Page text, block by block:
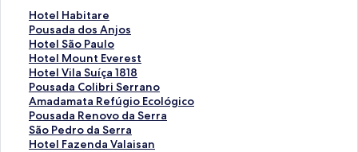
Hotel Habitare
E
n
l
a
c
e
p
a
r
a
Pousada dos Anjos
E
n
l
a
c
e
p
a
r
Hotel São Paulo
E
n
l
a
c
e
p
a
Hotel Mount Everest
E
n
l
a
c
e
p
Hotel Vila Suíça 1818
E
n
l
a
c
e
Pousada Colibri Serrano
E
n
l
a
c
Amadamata Refúgio Ecológico
E
n
l
a
Pousada Renovo da Serra
E
n
l
São Pedro da Serra
E
n
Hotel Fazenda Valaisan
E